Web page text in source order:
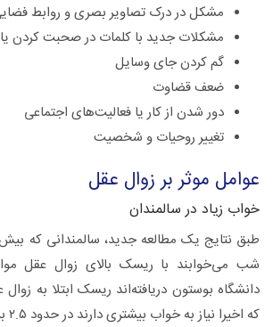
مشکل در درک تصاویر بصری و روابط
مشکلات جدید با کلمات در صحبت کردن
گم کردن جای وسایل
ضعف قضاوت
دور شدن از کار یا فعالیت‌های اجتماعی
تغییر روحیات و شخصیت
عوامل موثر بر زوال عقل
خواب زیاد در سالمندان
شب می‌خوابند با ریسک بالای زوال عقل
دانشگاه بوستون دریافته‌اند ریسک ابتلا به
که اخیرا نیاز به خواب بیشتری دارند در حدود ۲.۵ برابر بیشتر است.